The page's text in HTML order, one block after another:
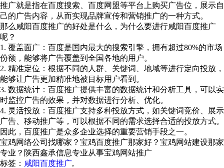
推广就是指在百度搜索、百度网盟等平台上购买广告位，展示自
己的广告内容，从而实现品牌宣传和营销推广的一种方式。
那么咸阳百度推广的好处是什么，为什么要进行咸阳百度推广
呢？
1. 覆盖面广：百度是国内最大的搜索引擎，拥有超过80%的市场
份额，能够将广告覆盖到全国各地的用户。
2. 精准定位：根据不同的人群、关键词、地域等进行定向投放，
能够让广告更加精准地被目标用户看到。
3. 数据统计：百度推广提供丰富的数据统计和分析工具，可以实
时监控广告的效果，并对数据进行分析、优化。
4. 灵活投放：百度推广支持多种投放方式，如关键词竞价、展示
广告、移动推广等，可以根据不同的需求选择合适的投放方式。
因此，百度推广是众多企业选择的重要营销手段之一。
宝鸡网络公司找哪家？宝鸡百度推广那家好？宝鸡网站建设那家
专业？陕西鑫承信息专业从事宝鸡网站推广
标签： 咸阳百度推广,